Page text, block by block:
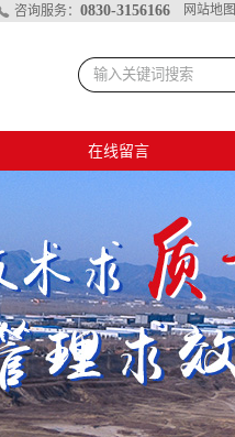
网站地图
咨询服务： 0830-3156166
在线留言